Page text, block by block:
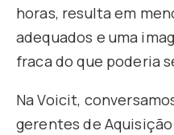
horas, resulta em
adequados e uma
fraca do que poderia
Na Voicit,
gerentes de